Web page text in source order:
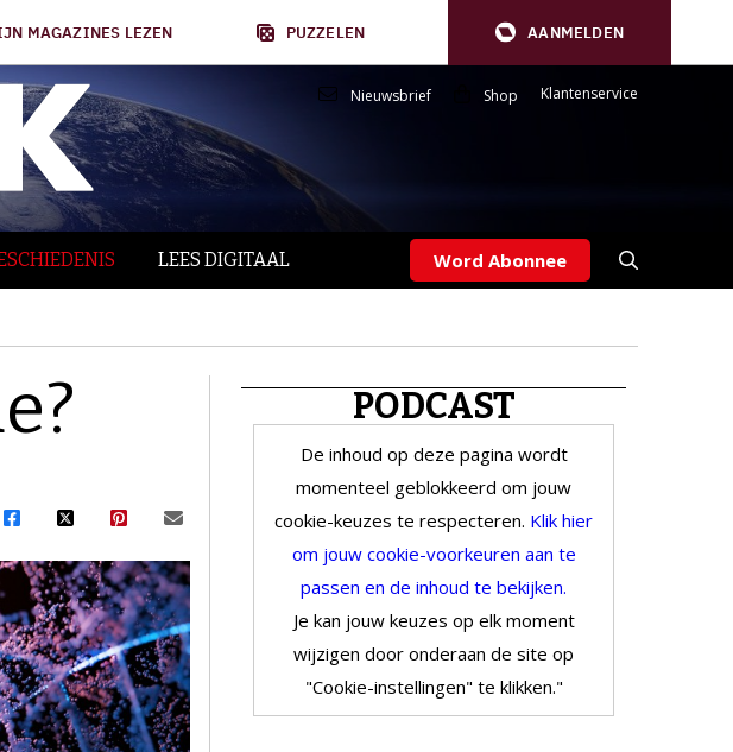
MAGAZINES LEZEN PUZZELEN AANMELDEN
Nieuwsbrief Shop Klantenservice
LEES DIGITAAL Word Abonnee
PODCAST
De inhoud op deze pagina wordt
momenteel geblokkeerd om jouw
cookie-keuzes te respecteren. Klik hier
om jouw cookie-voorkeuren aan te
passen en de inhoud te bekijken.
Je kan jouw keuzes op elk moment
wijzigen door onderaan de site op
"Cookie-instellingen" te klikken."